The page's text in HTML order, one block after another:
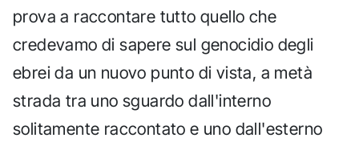
prova a raccontare tutto quello che
credevamo di sapere sul genocidio degli
ebrei da un nuovo punto di vista, a metà
strada tra uno sguardo dall'interno
solitamente raccontato e uno dall'esterno